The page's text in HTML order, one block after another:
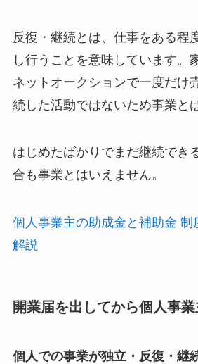
反復・継続とは、仕事をある程
し行うことを意味しています。
ネットオークションで一度だけ
続した活動ではないため事業と
はじめたばかりでまだ継続でき
合も事業とはいえません。
個人事業主の助成金と補助金 制
解説
開業届を出してから個人事
個人での事業が独立・反復・継